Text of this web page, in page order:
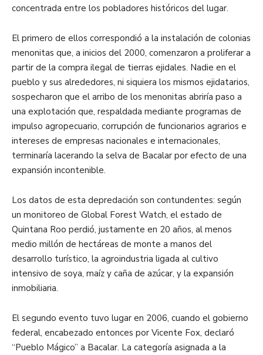
concentrada entre los pobladores históricos del lugar.
El primero de ellos correspondió a la instalación de colonias
menonitas que, a inicios del 2000, comenzaron a proliferar a
partir de la compra ilegal de tierras ejidales. Nadie en el
pueblo y sus alrededores, ni siquiera los mismos ejidatarios,
sospecharon que el arribo de los menonitas abriría paso a
una explotación que, respaldada mediante programas de
impulso agropecuario, corrupción de funcionarios agrarios e
intereses de empresas nacionales e internacionales,
terminaría lacerando la selva de Bacalar por efecto de una
expansión incontenible.
Los datos de esta depredación son contundentes: según
un monitoreo de Global Forest Watch, el estado de
Quintana Roo perdió, justamente en 20 años, al menos
medio millón de hectáreas de monte a manos del
desarrollo turístico, la agroindustria ligada al cultivo
intensivo de soya, maíz y caña de azúcar, y la expansión
inmobiliaria.
El segundo evento tuvo lugar en 2006, cuando el gobierno
federal, encabezado entonces por Vicente Fox, declaró
“Pueblo Mágico” a Bacalar. La categoría asignada a la